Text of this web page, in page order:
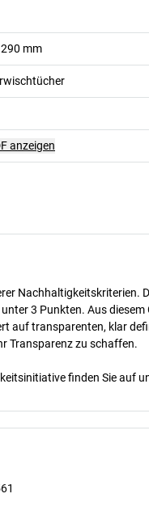
mm
anzeigen
Nachhaltigkeitskriterien.
3 Punkten. Aus
auf transparenten, klar
Transparenz zu schaffen.
finden Sie auf